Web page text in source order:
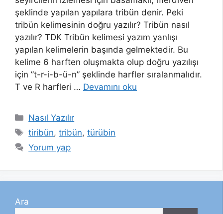
şeklinde yapılan yapılara tribün denir. Peki
tribün kelimesinin doğru yazılır? Tribün nasıl
yazılır? TDK Tribün kelimesi yazım yanlışı
yapılan kelimelerin başında gelmektedir. Bu
kelime 6 harften oluşmakta olup doğru yazılışı
için ”t-r-i-b-ü-n” şeklinde harfler sıralanmalıdır.
T ve R harfleri … Devamını oku
Kategoriler
Nasıl Yazılır
Etiketler
tiribün,tribün,türübin
Yorum yap
Ara